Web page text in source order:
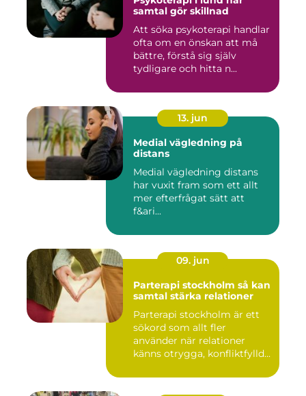
samtal gör skillnad
Att söka psykoterapi handlar
ofta om en önskan att må
bättre, förstå sig själv
tydligare och hitta n...
13. jun
Medial vägledning på
distans
Medial vägledning distans
har vuxit fram som ett allt
mer efterfrågat sätt att
f&ari...
09. jun
Parterapi stockholm så kan
samtal stärka relationer
Parterapi stockholm är ett
sökord som allt fler
använder när relationer
känns otrygga, konfliktfylld...